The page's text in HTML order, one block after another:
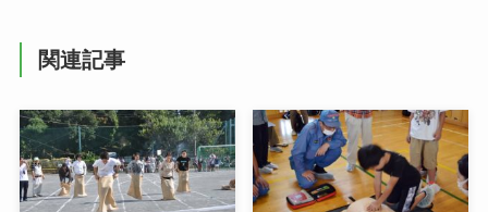
関連記事